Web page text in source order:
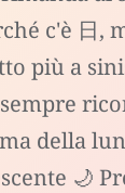
c'è 日,
più a
della
🌙